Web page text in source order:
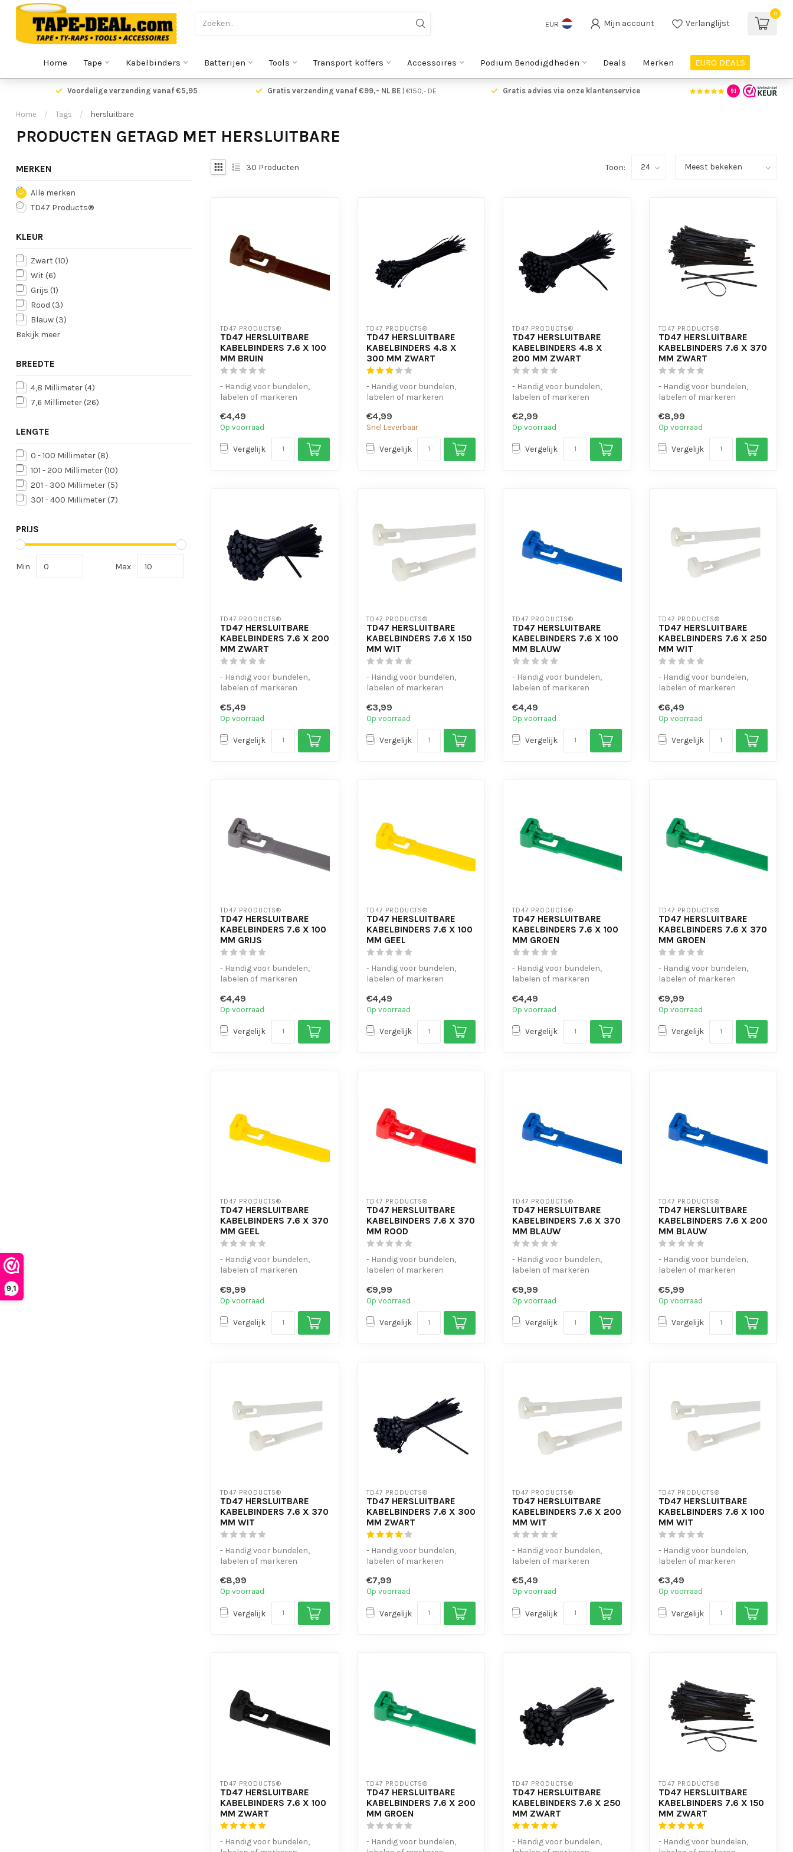
9,1
EUR Mijn account Verlanglijst
0
Home Tape Kabelbinders Batterijen Tools Transport koffers Accessoires Podium Benodigdheden Deals Merken EURO DEALS
Voordelige verzending vanaf €5,95 Gratis verzending vanaf €99,- NL BE| €150,- DE Gratis advies via onze klantenservice 9.1
Home / Tags / hersluitbare
PRODUCTEN GETAGD MET HERSLUITBARE
MERKEN
Alle merken
TD47 Products®
KLEUR
Zwart (10)
Wit (6)
Grijs (1)
Rood (3)
Blauw (3)
Bekijk meer
BREEDTE
4,8 Millimeter (4)
7,6 Millimeter (26)
LENGTE
0 - 100 Millimeter (8)
101 - 200 Millimeter (10)
201 - 300 Millimeter (5)
301 - 400 Millimeter (7)
PRIJS
Min Max
30 Producten Toon:
TD47 PRODUCTS®
TD47 HERSLUITBARE
KABELBINDERS 7.6 X 100
MM BRUIN
- Handig voor bundelen,
labelen of markeren
- Eenvoudig te open...
€4,49
Op voorraad
Vergelijk
TD47 PRODUCTS®
TD47 HERSLUITBARE
KABELBINDERS 4.8 X
300 MM ZWART
- Handig voor bundelen,
labelen of markeren
- Eenvoudig te open...
€4,99
Snel Leverbaar
Vergelijk
TD47 PRODUCTS®
TD47 HERSLUITBARE
KABELBINDERS 4.8 X
200 MM ZWART
- Handig voor bundelen,
labelen of markeren
- Eenvoudig te open...
€2,99
Op voorraad
Vergelijk
TD47 PRODUCTS®
TD47 HERSLUITBARE
KABELBINDERS 7.6 X 370
MM ZWART
- Handig voor bundelen,
labelen of markeren
- Eenvoudig te open...
€8,99
Op voorraad
Vergelijk
TD47 PRODUCTS®
TD47 HERSLUITBARE
KABELBINDERS 7.6 X 200
MM ZWART
- Handig voor bundelen,
labelen of markeren
- Eenvoudig te open...
€5,49
Op voorraad
Vergelijk
TD47 PRODUCTS®
TD47 HERSLUITBARE
KABELBINDERS 7.6 X 150
MM WIT
- Handig voor bundelen,
labelen of markeren
- Eenvoudig te open...
€3,99
Op voorraad
Vergelijk
TD47 PRODUCTS®
TD47 HERSLUITBARE
KABELBINDERS 7.6 X 100
MM BLAUW
- Handig voor bundelen,
labelen of markeren
- Eenvoudig te open...
€4,49
Op voorraad
Vergelijk
TD47 PRODUCTS®
TD47 HERSLUITBARE
KABELBINDERS 7.6 X 250
MM WIT
- Handig voor bundelen,
labelen of markeren
- Eenvoudig te open...
€6,49
Op voorraad
Vergelijk
TD47 PRODUCTS®
TD47 HERSLUITBARE
KABELBINDERS 7.6 X 100
MM GRIJS
- Handig voor bundelen,
labelen of markeren
- Eenvoudig te open...
€4,49
Op voorraad
Vergelijk
TD47 PRODUCTS®
TD47 HERSLUITBARE
KABELBINDERS 7.6 X 100
MM GEEL
- Handig voor bundelen,
labelen of markeren
- Eenvoudig te open...
€4,49
Op voorraad
Vergelijk
TD47 PRODUCTS®
TD47 HERSLUITBARE
KABELBINDERS 7.6 X 100
MM GROEN
- Handig voor bundelen,
labelen of markeren
- Eenvoudig te open...
€4,49
Op voorraad
Vergelijk
TD47 PRODUCTS®
TD47 HERSLUITBARE
KABELBINDERS 7.6 X 370
MM GROEN
- Handig voor bundelen,
labelen of markeren
- Eenvoudig te open...
€9,99
Op voorraad
Vergelijk
TD47 PRODUCTS®
TD47 HERSLUITBARE
KABELBINDERS 7.6 X 370
MM GEEL
- Handig voor bundelen,
labelen of markeren
- Eenvoudig te open...
€9,99
Op voorraad
Vergelijk
TD47 PRODUCTS®
TD47 HERSLUITBARE
KABELBINDERS 7.6 X 370
MM ROOD
- Handig voor bundelen,
labelen of markeren
- Eenvoudig te open...
€9,99
Op voorraad
Vergelijk
TD47 PRODUCTS®
TD47 HERSLUITBARE
KABELBINDERS 7.6 X 370
MM BLAUW
- Handig voor bundelen,
labelen of markeren
- Eenvoudig te open...
€9,99
Op voorraad
Vergelijk
TD47 PRODUCTS®
TD47 HERSLUITBARE
KABELBINDERS 7.6 X 200
MM BLAUW
- Handig voor bundelen,
labelen of markeren
- Eenvoudig te open...
€5,99
Op voorraad
Vergelijk
TD47 PRODUCTS®
TD47 HERSLUITBARE
KABELBINDERS 7.6 X 370
MM WIT
- Handig voor bundelen,
labelen of markeren
- Eenvoudig te open...
€8,99
Op voorraad
Vergelijk
TD47 PRODUCTS®
TD47 HERSLUITBARE
KABELBINDERS 7.6 X 300
MM ZWART
- Handig voor bundelen,
labelen of markeren
- Eenvoudig te open...
€7,99
Op voorraad
Vergelijk
TD47 PRODUCTS®
TD47 HERSLUITBARE
KABELBINDERS 7.6 X 200
MM WIT
- Handig voor bundelen,
labelen of markeren
- Eenvoudig te open...
€5,49
Op voorraad
Vergelijk
TD47 PRODUCTS®
TD47 HERSLUITBARE
KABELBINDERS 7.6 X 100
MM WIT
- Handig voor bundelen,
labelen of markeren
- Eenvoudig te open...
€3,49
Op voorraad
Vergelijk
TD47 PRODUCTS®
TD47 HERSLUITBARE
KABELBINDERS 7.6 X 100
MM ZWART
- Handig voor bundelen,
TD47 PRODUCTS®
TD47 HERSLUITBARE
KABELBINDERS 7.6 X 200
MM GROEN
- Handig voor bundelen,
TD47 PRODUCTS®
TD47 HERSLUITBARE
KABELBINDERS 7.6 X 250
MM ZWART
- Handig voor bundelen,
TD47 PRODUCTS®
TD47 HERSLUITBARE
KABELBINDERS 7.6 X 150
MM ZWART
- Handig voor bundelen,